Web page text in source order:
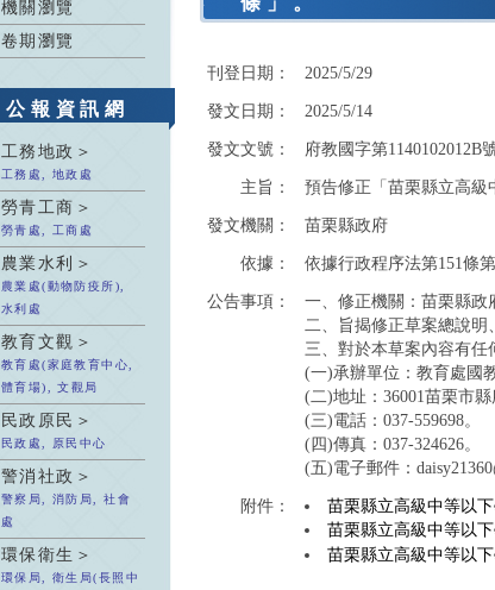
機關瀏覽
卷期瀏覽
公報資訊網
工務地政＞
工務處, 地政處
勞青工商＞
勞青處, 工商處
農業水利＞
農業處(動物防疫所),
水利處
教育文觀＞
教育處(家庭教育中心,
體育場), 文觀局
民政原民＞
民政處, 原民中心
警消社政＞
警察局, 消防局, 社會
處
環保衛生＞
環保局, 衛生局(長照中
刊登日期：
2025/5/29
發文日期：
2025/5/14
發文文號：
府教國字第1140102012B
主旨：
預告修正「苗栗縣立高級
發文機關：
苗栗縣政府
依據：
依據行政程序法第151條
公告事項：
一、修正機關：苗栗縣政
二、旨揭修正草案總說明
三、對於本草案內容有任
(一)承辦單位：教育處國教
(二)地址：36001苗栗市縣
(三)電話：037-559698。
(四)傳真：037-324626。
(五)電子郵件：
附件：
苗栗縣立高級中等以
苗栗縣立高級中等以
苗栗縣立高級中等以